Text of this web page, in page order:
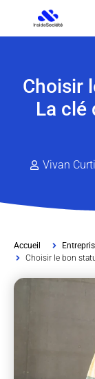
Choisir
La clé
Vivan
Accueil
Choisir le bon